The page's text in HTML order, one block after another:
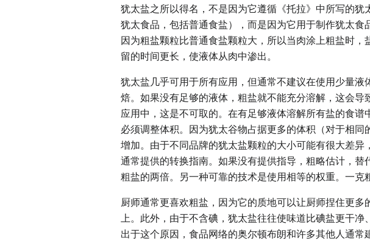
犹太盐之所以得名，不是因为它遵循《托拉》中所写的犹
犹太食品，包括普通食盐），而是因为它用于制作犹太食
因为粗盐颗粒比普通食盐颗粒大，所以当肉涂上粗盐时，
留的时间更长，使液体从肉中渗出。
犹太盐几乎可用于所有应用，但通常不建议在使用少量液
焙。如果没有足够的液体，粗盐就不能充分溶解，这会导
应用中，这是不可取的。在有足够液体溶解所有盐的食谱
必须调整体积。因为犹太谷物占据更多的体积（对于相同
增加。由于不同品牌的犹太盐颗粒的大小可能有很大差异
通常提供的转换指南。如果没有提供指导，粗略估计，替
粗盐的两倍。另一种可靠的技术是使用相等的权重。一克
厨师通常更喜欢粗盐，因为它的质地可以让厨师捏住更多
上。此外，由于不含碘，犹太盐往往使味道比碘盐更干净
出于这个原因，食品网络的奥尔顿布朗和许多其他人通常